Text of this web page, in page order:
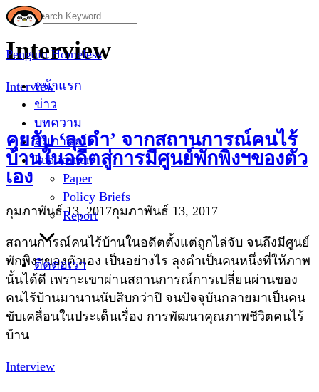
Skip
content
Penguin Homeless
หน้าแรก
ข่าว
บทความ
สัมภาษณ์
Publication
Paper
Policy Briefs
Report
ติดต่อเรา
Search
Interview
Interview
คุยกับ ‘ลุงดำ’ จากสถานการณ์คนไร้
บ้านในอดีตสู่การมีศูนย์พักพิงฯของตัว
เอง
กุมภาพันธ์ 13, 2017กุมภาพันธ์ 13, 2017
สถานการณ์คนไร้บ้านในอดีตตั้งแต่ถูกไล่จับ จนถึงมีศูนย์
พักพิงฯของตัวเอง เป็นอย่างไร ลุงดำเป็นคนหนึ่งที่ให้ภาพ
นั้นได้ดี เพราะเขาผ่านสถานการณ์การเปลี่ยนผ่านของ
คนไร้บ้านมานานนับสิบกว่าปี จนปัจจุบันกลายมาเป็นคน
ขับเคลื่อนในประเด็นเรื่อง การพัฒนาคุณภาพชีวิตคนไร้
บ้าน
Interview